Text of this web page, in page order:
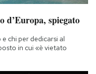
d’Europa, spiegato
chi per dedicarsi al
in cui «è vietato